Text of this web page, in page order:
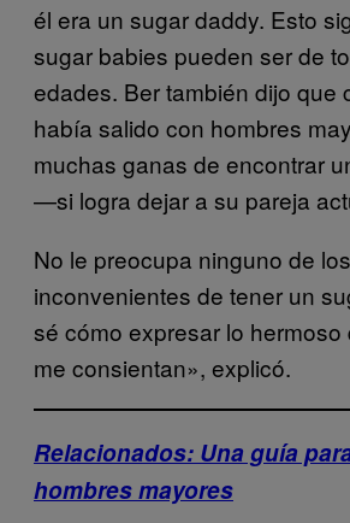
él era un sugar daddy. Esto
sugar babies pueden ser de
edades. Ber también dijo que
había salido con hombres
muchas ganas de encontrar
—si logra dejar a su pareja
No le preocupa ninguno de los
inconvenientes de tener un
sé cómo expresar lo
me consientan», explicó.
Relacionados: Una guía
hombres mayores